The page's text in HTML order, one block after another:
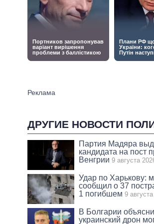
ДРУГИЕ НОВОСТИ
Партия Мадяра
кандидата на пост
Венгрии 9 августа
Удар по Харькову:
сообщил о 37
1 погибшем 9
В Болгарии
украинский дрон